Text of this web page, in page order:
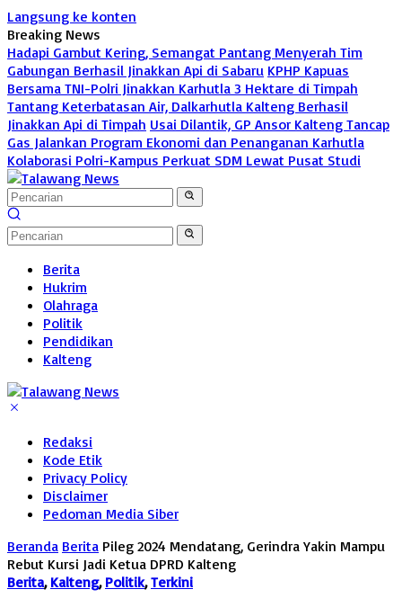
Langsung ke konten
Breaking News
Hadapi Gambut Kering, Semangat Pantang Menyerah Tim
Gabungan Berhasil Jinakkan Api di Sabaru KPHP Kapuas
Bersama TNI-Polri Jinakkan Karhutla 3 Hektare di Timpah
Tantang Keterbatasan Air, Dalkarhutla Kalteng Berhasil
Jinakkan Api di Timpah Usai Dilantik, GP Ansor Kalteng Tancap
Gas Jalankan Program Ekonomi dan Penanganan Karhutla
Kolaborasi Polri-Kampus Perkuat SDM Lewat Pusat Studi
Berita
Hukrim
Olahraga
Politik
Pendidikan
Kalteng
Redaksi
Kode Etik
Privacy Policy
Disclaimer
Pedoman Media Siber
Beranda Berita Pileg 2024 Mendatang, Gerindra Yakin Mampu
Rebut Kursi Jadi Ketua DPRD Kalteng
Berita, Kalteng, Politik,Terkini